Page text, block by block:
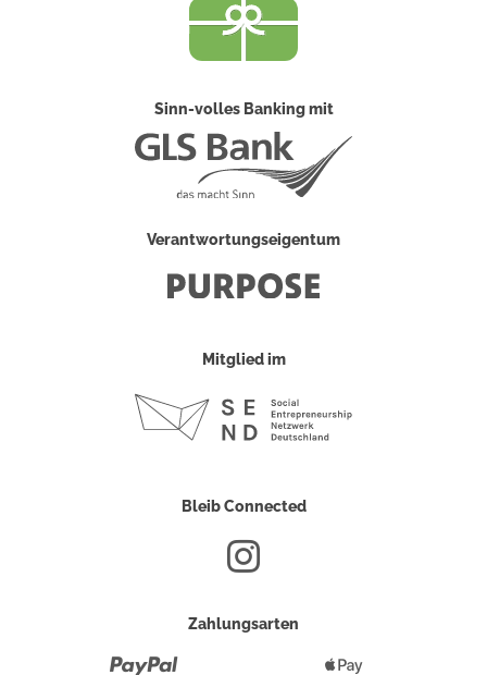
Sinn-volles Banking mit
Verantwortungseigentum
Mitglied im
Bleib Connected
Zahlungsarten